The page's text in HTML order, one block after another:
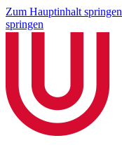
Zum Hauptinhalt springen
springen